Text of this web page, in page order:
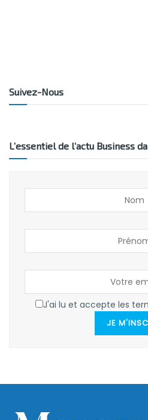
Suivez-Nous
L’essentiel de l’actu Business
J'ai lu et accepte les
JE